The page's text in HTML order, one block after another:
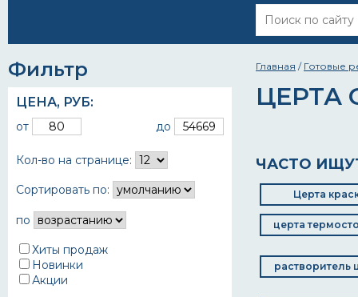
Фильтр
ЦЕНА, РУБ:
от до
Кол-во на странице:
Сортировать по:
по
Хиты продаж
Новинки
Акции
Главная / Готовые
ЦЕРТА
ЧАСТО
Церта
церта
растворитель